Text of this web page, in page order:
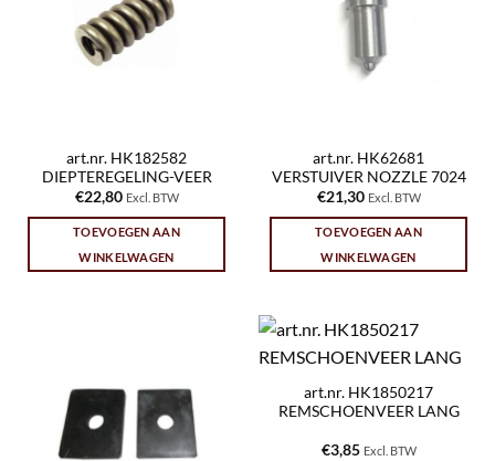
art.nr. HK182582
DIEPTEREGELING-VEER
€22,80 Excl. BTW
TOEVOEGEN AAN
WINKELWAGEN
art.nr. HK62681
VERSTUIVER NOZZLE 7024
€21,30 Excl. BTW
TOEVOEGEN AAN
WINKELWAGEN
art.nr. HK1850217
REMSCHOENVEER LANG
€3,85 Excl. BTW